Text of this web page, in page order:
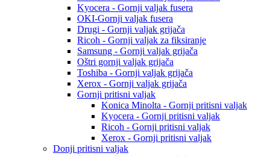
Kyocera - Gornji valjak fusera
OKI-Gornji valjak fusera
Drugi - Gornji valjak grijača
Ricoh - Gornji valjak za fiksiranje
Samsung - Gornji valjak grijača
Oštri gornji valjak grijača
Toshiba - Gornji valjak grijača
Xerox - Gornji valjak grijača
Gornji pritisni valjak
Konica Minolta - Gornji pritisni valjak
Kyocera - Gornji pritisni valjak
Ricoh - Gornji pritisni valjak
Xerox - Gornji pritisni valjak
Donji pritisni valjak